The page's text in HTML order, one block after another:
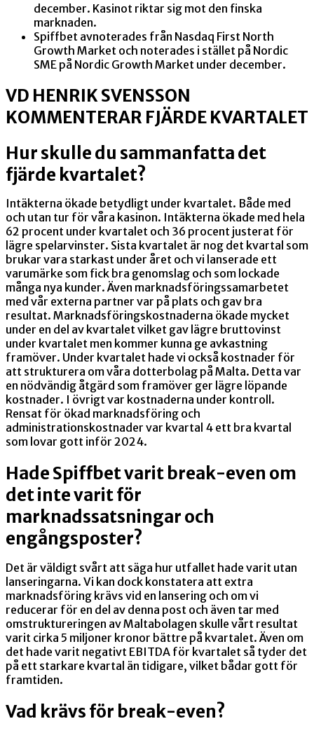
december. Kasinot riktar sig mot den finska
marknaden.
Spiffbet avnoterades från Nasdaq First North
Growth Market och noterades i stället på Nordic
SME på Nordic Growth Market under december.
VD HENRIK SVENSSON
KOMMENTERAR FJÄRDE KVARTALET
Hur skulle du sammanfatta det
fjärde kvartalet?
Intäkterna ökade betydligt under kvartalet. Både med
och utan tur för våra kasinon. Intäkterna ökade med hela
62 procent under kvartalet och 36 procent justerat för
lägre spelarvinster. Sista kvartalet är nog det kvartal som
brukar vara starkast under året och vi lanserade ett
varumärke som fick bra genomslag och som lockade
många nya kunder. Även marknadsföringssamarbetet
med vår externa partner var på plats och gav bra
resultat. Marknadsföringskostnaderna ökade mycket
under en del av kvartalet vilket gav lägre bruttovinst
under kvartalet men kommer kunna ge avkastning
framöver. Under kvartalet hade vi också kostnader för
att strukturera om våra dotterbolag på Malta. Detta var
en nödvändig åtgärd som framöver ger lägre löpande
kostnader. I övrigt var kostnaderna under kontroll.
Rensat för ökad marknadsföring och
administrationskostnader var kvartal 4 ett bra kvartal
som lovar gott inför 2024.
Hade Spiffbet varit break-even om
det inte varit för
marknadssatsningar och
engångsposter?
Det är väldigt svårt att säga hur utfallet hade varit utan
lanseringarna. Vi kan dock konstatera att extra
marknadsföring krävs vid en lansering och om vi
reducerar för en del av denna post och även tar med
omstruktureringen av Maltabolagen skulle vårt resultat
varit cirka 5 miljoner kronor bättre på kvartalet. Även om
det hade varit negativt EBITDA för kvartalet så tyder det
på ett starkare kvartal än tidigare, vilket bådar gott för
framtiden.
Vad krävs för break-even?